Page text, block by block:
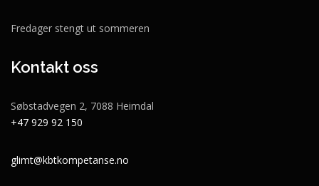
Fredager stengt ut sommeren
Kontakt oss
Søbstadvegen 2, 7088 Heimdal
+47 929 92 150
glimt@kbtkompetanse.no